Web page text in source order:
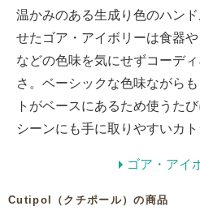
温かみのある生成り色のハン
せたゴア・アイボリーは食器
などの色味を気にせずコーデ
さ。ベーシックな色味ながら
トがベースにあるため使うた
シーンにも手に取りやすいカト
ゴア・アイ
Cutipol（クチポール）の商品